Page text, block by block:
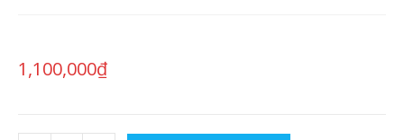
1,100,000₫